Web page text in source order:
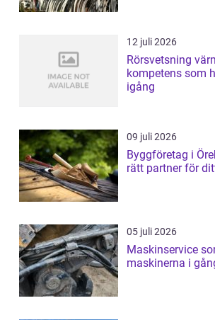
12 juli 2026
Rörsvetsning
kompetens som
igång
09 juli 2026
Byggföretag i
rätt partner för
05 juli 2026
Maskinservice
maskinerna i